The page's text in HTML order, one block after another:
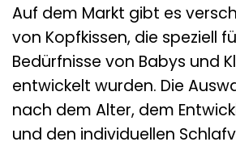
Auf dem Markt gibt es
von Kopfkissen, die speziell
Bedürfnisse von Babys und
entwickelt wurden. Die
nach dem Alter, dem
und den individuellen